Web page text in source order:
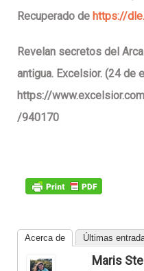
Recuperado de https://
Revelan secretos del
antigua. Excelsior. (24 de
https://
/940170
Acerca de Últimas
Maris